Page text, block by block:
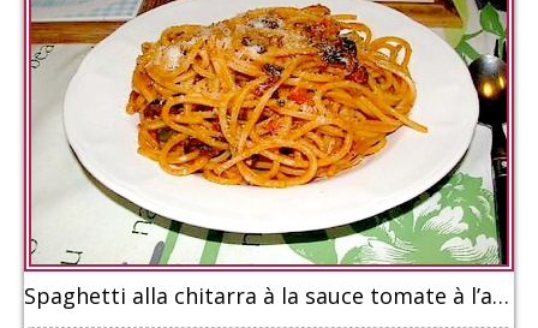
Spaghetti alla chitarra à la sauce tomate à l’ageau